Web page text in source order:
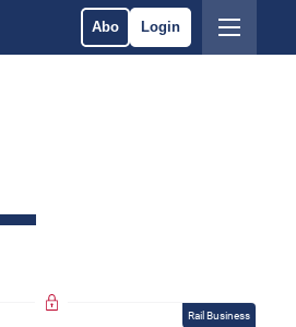
Abo Login
Rail Business